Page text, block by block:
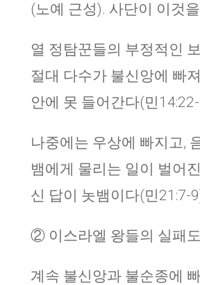
(노예 근성). 사단이 이것
열 정탐꾼들의 부정적인
절대 다수가 불신앙에 빠
안에 못 들어간다(민
나중에는 우상에 빠지고,
뱀에게 물리는 일이 벌어
신 답이 놋뱀이다(민21:7-
② 이스라엘 왕들의 실패
계속 불신앙과 불순종에